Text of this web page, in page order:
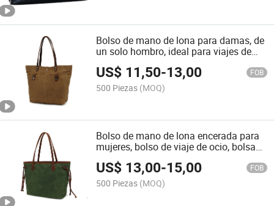
Bolso de mano de lona para damas, de
un solo hombro, ideal para viajes de
ocio y compras (CY0086)
US$ 11,50-13,00 FOB
500 Piezas (MOQ)
Bolso de mano de lona encerada para
mujeres, bolso de viaje de ocio, bolsa
de compras, almacenamiento
(CY0088)
US$ 13,00-15,00 FOB
500 Piezas (MOQ)